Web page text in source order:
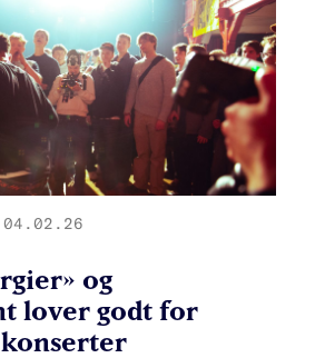
04.02.26
og
lover godt for